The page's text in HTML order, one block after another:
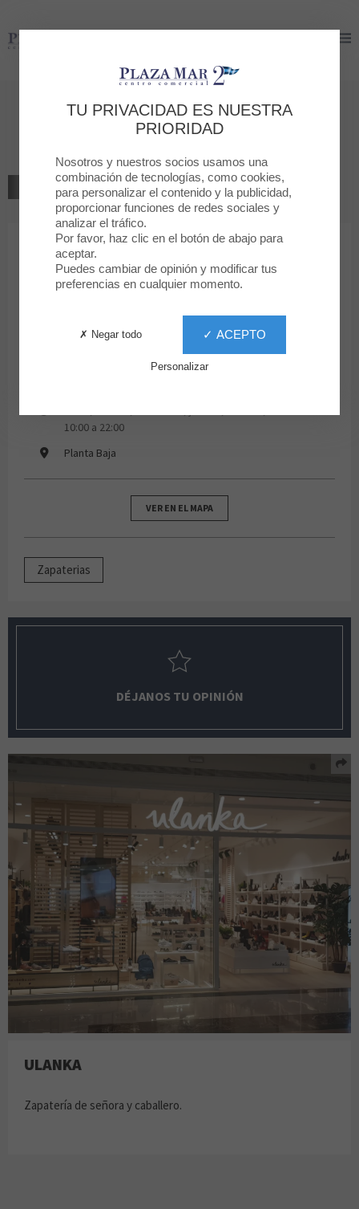
Plaza Mar 2
Bienvenido a
Ulanka
VOLVER AL LISTADO
Ulanka
10:00 a 22:00
Planta Baja
VER EN EL MAPA
Zapaterias
DÉJANOS TU OPINIÓN
ULANKA
Zapatería de señora y caballero.
TU PRIVACIDAD ES NUESTRA
PRIORIDAD
Nosotros y nuestros socios usamos una
combinación de tecnologías, como cookies,
para personalizar el contenido y la publicidad,
proporcionar funciones de redes sociales y
analizar el tráfico.
Por favor, haz clic en el botón de abajo para
aceptar.
Puedes cambiar de opinión y modificar tus
preferencias en cualquier momento.
✓ ACEPTO
✗ Negar todo
Personalizar